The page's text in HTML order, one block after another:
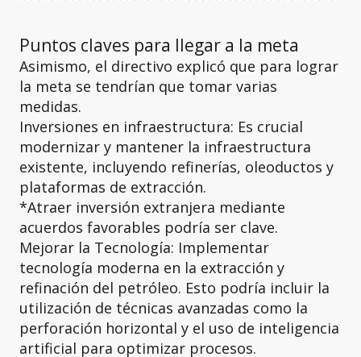
Puntos claves para llegar a la meta
Asimismo, el directivo explicó que para lograr
la meta se tendrían que tomar varias
medidas.
Inversiones en infraestructura: Es crucial
modernizar y mantener la infraestructura
existente, incluyendo refinerías, oleoductos y
plataformas de extracción.
*Atraer inversión extranjera mediante
acuerdos favorables podría ser clave.
Mejorar la Tecnología: Implementar
tecnología moderna en la extracción y
refinación del petróleo. Esto podría incluir la
utilización de técnicas avanzadas como la
perforación horizontal y el uso de inteligencia
artificial para optimizar procesos.